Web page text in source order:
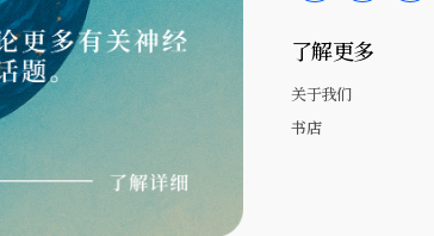
了解更多
关于我们
书店